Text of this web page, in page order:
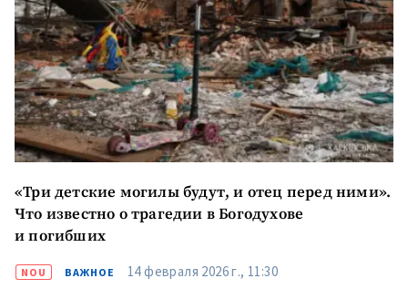
«Три детские могилы будут, и отец перед ними».
Что известно о трагедии в Богодухове
и погибших
NOU ВАЖНОЕ 14 февраля 2026 г., 11:30